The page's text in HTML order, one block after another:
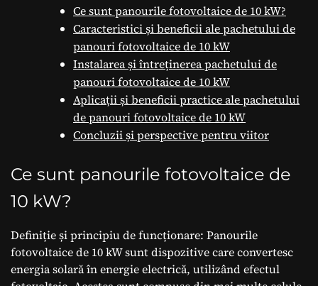
Ce sunt panourile fotovoltaice de 10 kW?
Caracteristici și beneficii ale pachetului de
panouri fotovoltaice de 10 kW
Instalarea și întreținerea pachetului de
panouri fotovoltaice de 10 kW
Aplicații și beneficii practice ale pachetului
de panouri fotovoltaice de 10 kW
Concluzii și perspective pentru viitor
Ce sunt panourile fotovoltaice de
10 kW?
Definiție și principiu de funcționare: Panourile
fotovoltaice de 10 kW sunt dispozitive care convertesc
energia solară în energie electrică, utilizând efectul